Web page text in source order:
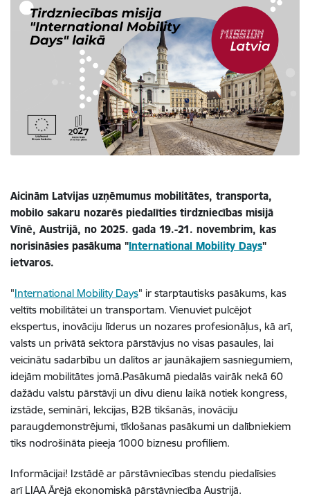
Aicinām Latvijas uzņēmumus mobilitātes, transporta,
mobilo sakaru nozarēs piedalīties tirdzniecības misijā
Vīnē, Austrijā, no 2025. gada 19.-21. novembrim, kas
norisināsies pasākuma "International Mobility Days"
ietvaros.
"International Mobility Days" ir starptautisks pasākums, kas
veltīts mobilitātei un transportam. Vienuviet pulcējot
ekspertus, inovāciju līderus un nozares profesionāļus, kā arī,
valsts un privātā sektora pārstāvjus no visas pasaules, lai
veicinātu sadarbību un dalītos ar jaunākajiem sasniegumiem,
idejām mobilitātes jomā.Pasākumā piedalās vairāk nekā 60
dažādu valstu pārstāvji un divu dienu laikā notiek kongress,
izstāde, semināri, lekcijas, B2B tikšanās, inovāciju
paraugdemonstrējumi, tīklošanas pasākumi un dalībniekiem
tiks nodrošināta pieeja 1000 biznesu profiliem.
Informācijai! Izstādē ar pārstāvniecības stendu piedalīsies
arī LIAA Ārējā ekonomiskā pārstāvniecība Austrijā.